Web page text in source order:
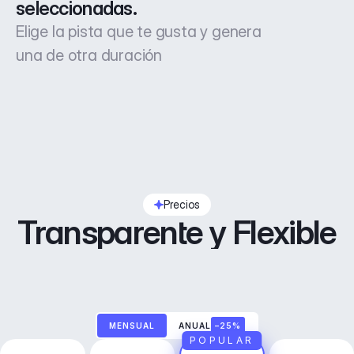
seleccionadas.
Elige la pista que te gusta y genera
una de otra duración
Precios
Transparente y Flexible
MENSUAL ANUAL –25%
POPULAR